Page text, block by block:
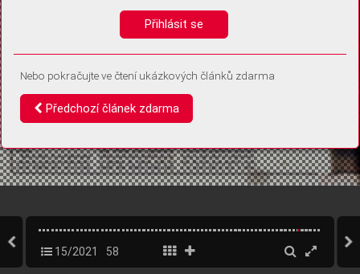
15/2021 58
Přihlásit se
Nebo pokračujte ve čtení ukázkových článků zdarma
Předchozí článek zdarma